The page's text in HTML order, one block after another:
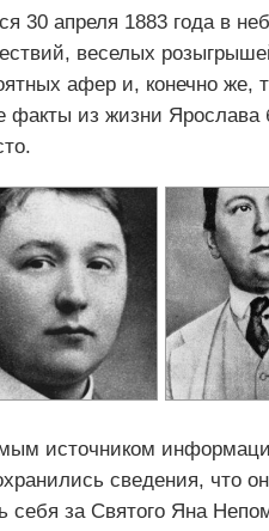
30 апреля 1883 года в
веселых
афер и, конечно же,
факты из жизни
источником
сведения, что
себя за Святого Яна